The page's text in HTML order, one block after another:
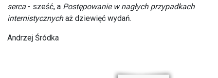
serca - sześć, a Postępowanie w nagłych przypadkach
internistycznychaż dziewięć wydań.
Andrzej Śródka